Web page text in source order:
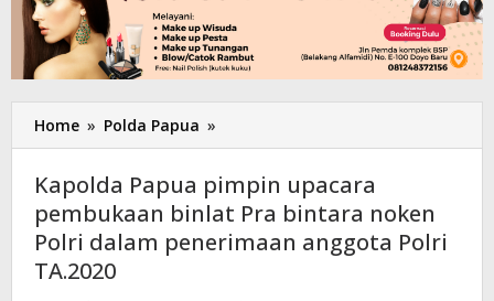
Home » Polda Papua »
Papua
pimpin
upacara
pembukaan
binlat
Kapolda Papua pimpin upacara
pembukaan binlat Pra bintara noken
Polri dalam penerimaan anggota Polri
TA.2020